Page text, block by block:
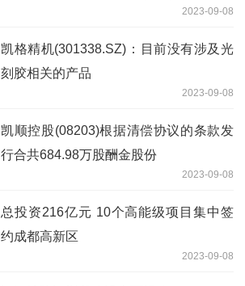
2023-09-08
凯格精机(301338.SZ)：目前没有涉及光
刻胶相关的产品
2023-09-08
凯顺控股(08203)根据清偿协议的条款发
行合共684.98万股酬金股份
2023-09-08
总投资216亿元 10个高能级项目集中签
约成都高新区
2023-09-08